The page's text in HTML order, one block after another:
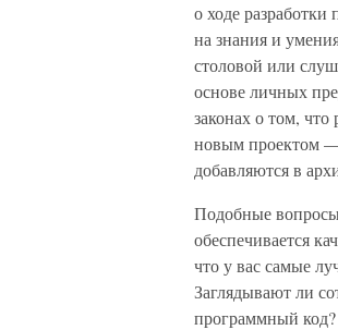
о ходе
на знания и
столовой или
основе личных
законах о том,
новым проектом —
добавляются в
Подобные вопросы
обеспечивается
что у вас самые
Заглядывают ли
программный код?